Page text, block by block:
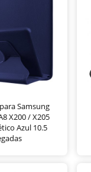
Samsung
X200 / X205
Azul 10.5